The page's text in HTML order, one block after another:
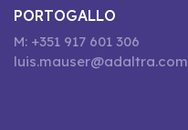
PORTOGALLO
M: +351 917 601 306
luis.mauser@adaltra.com